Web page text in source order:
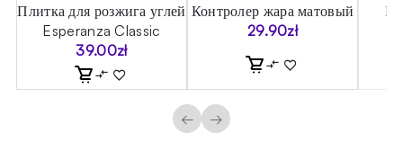
Плитка для розжига углей
Esperanza Classic
39.00zł
Контролер жара матовый
29.90zł
← →